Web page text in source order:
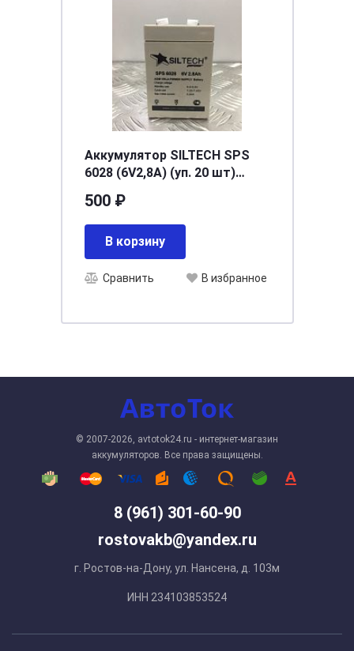
Аккумулятор SILTECH SPS
6028 (6V2,8A) (уп. 20 шт)
500 ₽
В корзину
Сравнить В избранное
8 (961) 301-60-90
rostovakb@yandex.ru
г. Ростов-на-Дону, ул. Нансена, д. 103м
ИНН 234103853524
© 2007-2026, avtotok24.ru - интернет-магазин
аккумуляторов. Все права защищены.